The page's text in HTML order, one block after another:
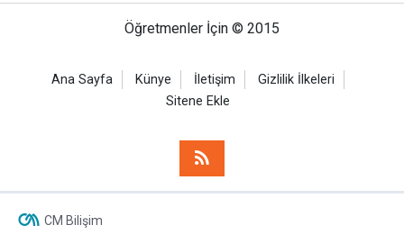
Öğretmenler İçin © 2015
Ana Sayfa Künye İletişim
Gizlilik İlkeleri
Sitene Ekle
CM Bilişim